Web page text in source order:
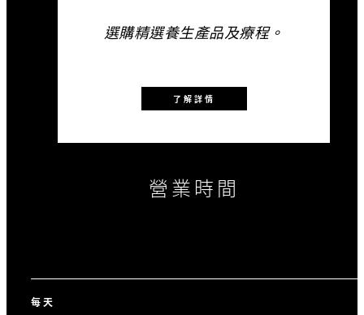
選購精選養生產品及療程。
了解詳情
營業時間
每天